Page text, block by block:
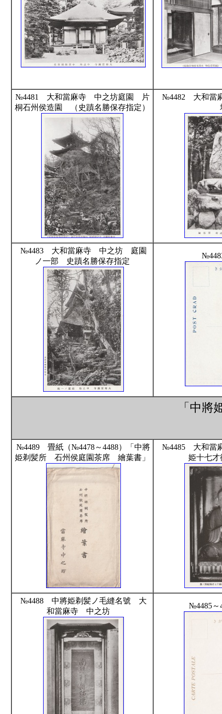
№4481 大和當麻寺 中之坊庭園 片
桐石州侯造園 （史蹟名勝保存指定）
№4482 大和當
№4483 大和當麻寺 中之坊 庭園
ノ一部 史蹟名勝保存指定
「中
№4489 畳紙（№4478～4488）「中將
姫剃髪所 石州侯庭園茶席 繪葉書」
№4485 大和當
姫十七才
№4488 中將姫剃髪ノ毛縫名號 大
和當麻寺 中之坊
№4485～